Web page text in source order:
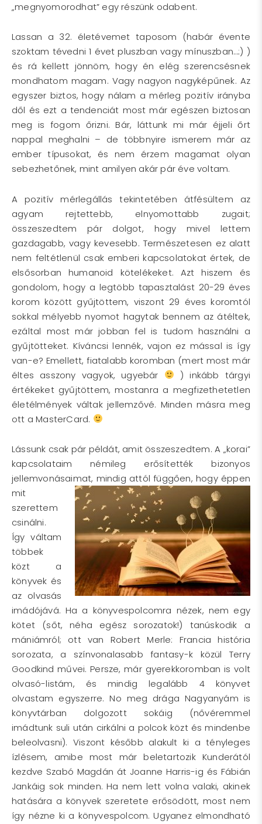
„megnyomorodhat” egy részünk odabent.
Lassan a 32. életévemet taposom (habár évente
szoktam tévedni 1 évet pluszban vagy mínuszban…:) )
és rá kellett jönnöm, hogy én elég szerencsésnek
mondhatom magam. Vagy nagyon nagyképűnek. Az
egyszer biztos, hogy nálam a mérleg pozitív irányba
dől és ezt a tendenciát most már egészen biztosan
meg is fogom őrizni. Bár, láttunk mi már éjjeli őrt
nappal meghalni – de többnyire ismerem már az
ember típusokat, és nem érzem magamat olyan
sebezhetőnek, mint amilyen akár pár éve voltam.
A pozitív mérlegállás tekintetében átfésültem az
agyam rejtettebb, elnyomottabb zugait;
összeszedtem pár dolgot, hogy mivel lettem
gazdagabb, vagy kevesebb. Természetesen ez alatt
nem feltétlenül csak emberi kapcsolatokat értek, de
elsősorban humanoid kötelékeket. Azt hiszem és
gondolom, hogy a legtöbb tapasztalást 20-29 éves
korom között gyűjtöttem, viszont 29 éves koromtól
sokkal mélyebb nyomot hagytak bennem az átéltek,
ezáltal most már jobban fel is tudom használni a
gyűjtötteket. Kíváncsi lennék, vajon ez mással is így
van-e? Emellett, fiatalabb koromban (mert most már
éltes asszony vagyok, ugyebár
) inkább tárgyi
értékeket gyűjtöttem, mostanra a megfizethetetlen
életélmények váltak jellemzővé. Minden másra meg
ott a MasterCard.
Lássunk csak pár példát, amit összeszedtem. A „korai”
kapcsolataim némileg erősítették bizonyos
jellemvonásaimat, mindig attól függően, hogy éppen
mit
szerettem
csinálni.
Így váltam
többek
közt a
könyvek és
az olvasás
imádójává. Ha a könyvespolcomra nézek, nem egy
kötet (sőt, néha egész sorozatok!) tanúskodik a
mániámról; ott van Robert Merle: Francia história
sorozata, a színvonalasabb fantasy-k közül Terry
Goodkind művei. Persze, már gyerekkoromban is volt
olvasó-listám, és mindig legalább 4 könyvet
olvastam egyszerre. No meg drága Nagyanyám is
könyvtárban dolgozott sokáig (nővéremmel
imádtunk suli után cirkálni a polcok közt és mindenbe
beleolvasni). Viszont később alakult ki a tényleges
ízlésem, amibe most már beletartozik Kunderától
kezdve Szabó Magdán át Joanne Harris-ig és Fábián
Jankáig sok minden. Ha nem lett volna valaki, akinek
hatására a könyvek szeretete erősödött, most nem
így nézne ki a könyvespolcom. Ugyanez elmondható